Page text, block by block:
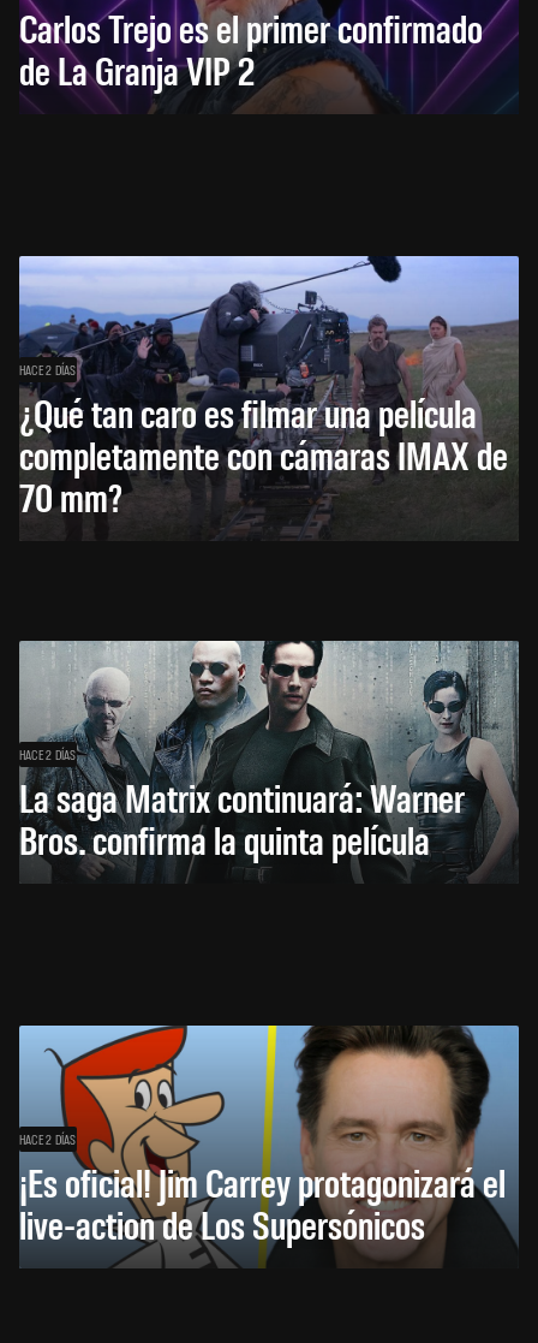
Carlos Trejo es el primer confirmado
de La Granja VIP 2
HACE 2 DÍAS
¿Qué tan caro es filmar una película
completamente con cámaras IMAX de
70 mm?
HACE 2 DÍAS
La saga Matrix continuará: Warner
Bros. confirma la quinta película
HACE 2 DÍAS
¡Es oficial! Jim Carrey protagonizará el
live-action de Los Supersónicos